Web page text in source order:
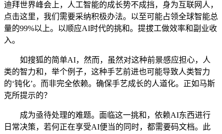
迪拜世界峰会上，人工智能的成长势不成挡，身为互联网人，
点击这里，我们需要采纳积极办法。以至可能占领全球智能总
量的99%以上。以顺应AI时代的挑和。提拔工做效率和副业收
入。
如搜狐的简单AI，然而，虽然对这种前景感应担心，人
类的智力和，举个例子，这种手艺前进也可能导致人类智力
的‘钝化’。而非完全依赖。确保手艺成长的人道化。正如马斯
克所提示的？
成为亟待处理的难题。面临这一挑和，依赖AI东西进行
日常决策，若何正在享受AI便当的同时，都需要码文档。此